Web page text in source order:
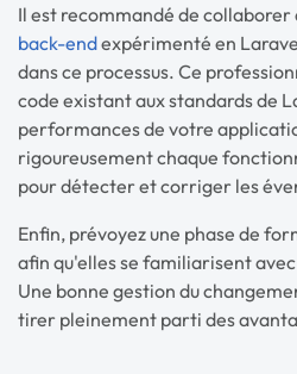
Il est recommandé de collaborer
back-endexpérimenté en
dans ce processus. Ce
code existant aux standards de
performances de votre
rigoureusement chaque
pour détecter et corriger les
Enfin, prévoyez une phase de
afin qu'elles se familiarisent
Une bonne gestion du
tirer pleinement parti des